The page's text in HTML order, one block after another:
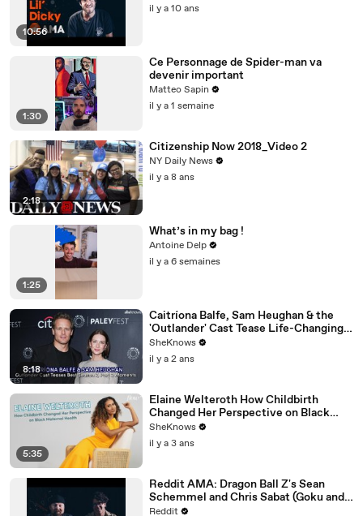
10:56
il y a 10 ans
1:30
Ce Personnage de Spider-man va
devenir important
Matteo Sapin
il y a 1 semaine
2:18
Citizenship Now 2018_Video 2
NY Daily News
il y a 8 ans
1:25
What’s in my bag !
Antoine Delp
il y a 6 semaines
8:18
Caitríona Balfe, Sam Heughan & the
'Outlander' Cast Tease Life-Changing
Moments for Season 7 Part 2
SheKnows
il y a 2 ans
5:35
Elaine Welteroth How Childbirth
Changed Her Perspective on Black
Maternal Health
SheKnows
il y a 3 ans
Reddit AMA: Dragon Ball Z's Sean
Schemmel and Chris Sabat (Goku and
Vegeta)
Reddit